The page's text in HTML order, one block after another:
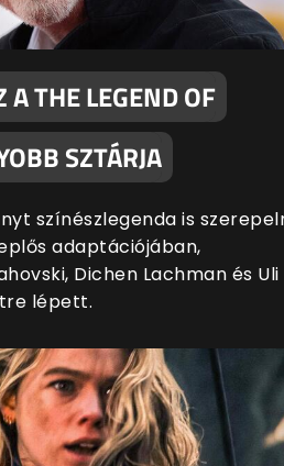
A THE LEGEND OF
SZTÁRJA
színészlegenda is
adaptációjában,
Dichen Lachman és Uli
lépett.